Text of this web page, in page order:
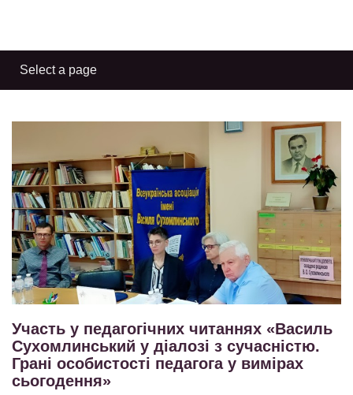
Участь у педагогічних читаннях «Василь
Сухомлинський у діалозі з сучасністю.
Грані особистості педагога у вимірах
сьогодення»